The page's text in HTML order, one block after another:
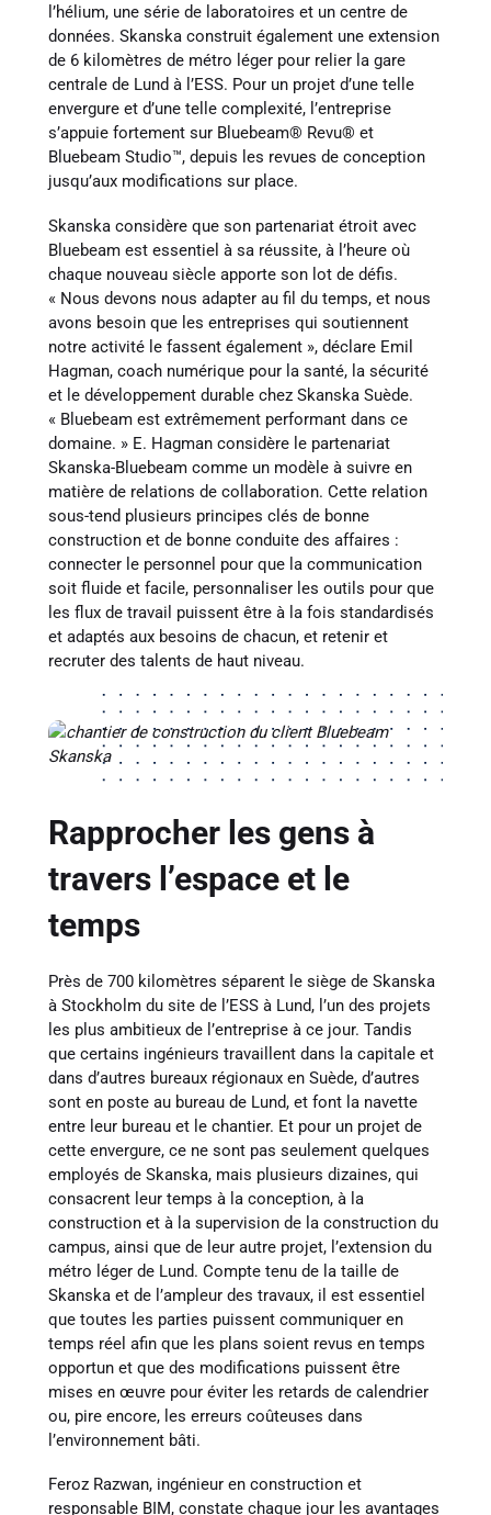
l’hélium, une série de laboratoires et un centre de
données. Skanska construit également une extension
de 6 kilomètres de métro léger pour relier la gare
centrale de Lund à l’ESS. Pour un projet d’une telle
envergure et d’une telle complexité, l’entreprise
s’appuie fortement sur Bluebeam® Revu® et
Bluebeam Studio™, depuis les revues de conception
jusqu’aux modifications sur place.
Skanska considère que son partenariat étroit avec
Bluebeam est essentiel à sa réussite, à l’heure où
chaque nouveau siècle apporte son lot de défis.
« Nous devons nous adapter au fil du temps, et nous
avons besoin que les entreprises qui soutiennent
notre activité le fassent également », déclare Emil
Hagman, coach numérique pour la santé, la sécurité
et le développement durable chez Skanska Suède.
« Bluebeam est extrêmement performant dans ce
domaine. » E. Hagman considère le partenariat
Skanska-Bluebeam comme un modèle à suivre en
matière de relations de collaboration. Cette relation
sous-tend plusieurs principes clés de bonne
construction et de bonne conduite des affaires :
connecter le personnel pour que la communication
soit fluide et facile, personnaliser les outils pour que
les flux de travail puissent être à la fois standardisés
et adaptés aux besoins de chacun, et retenir et
recruter des talents de haut niveau.
Rapprocher les gens à
travers l’espace et le
temps
Près de 700 kilomètres séparent le siège de Skanska
à Stockholm du site de l’ESS à Lund, l’un des projets
les plus ambitieux de l’entreprise à ce jour. Tandis
que certains ingénieurs travaillent dans la capitale et
dans d’autres bureaux régionaux en Suède, d’autres
sont en poste au bureau de Lund, et font la navette
entre leur bureau et le chantier. Et pour un projet de
cette envergure, ce ne sont pas seulement quelques
employés de Skanska, mais plusieurs dizaines, qui
consacrent leur temps à la conception, à la
construction et à la supervision de la construction du
campus, ainsi que de leur autre projet, l’extension du
métro léger de Lund. Compte tenu de la taille de
Skanska et de l’ampleur des travaux, il est essentiel
que toutes les parties puissent communiquer en
temps réel afin que les plans soient revus en temps
opportun et que des modifications puissent être
mises en œuvre pour éviter les retards de calendrier
ou, pire encore, les erreurs coûteuses dans
l’environnement bâti.
Feroz Razwan, ingénieur en construction et
responsable BIM, constate chaque jour les avantages